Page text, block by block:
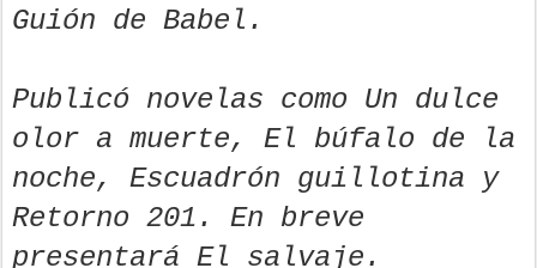
Guión de Babel.
Publicó novelas como Un dulce
olor a muerte, El búfalo de la
noche, Escuadrón guillotina y
Retorno 201. En breve
presentará El salvaje.